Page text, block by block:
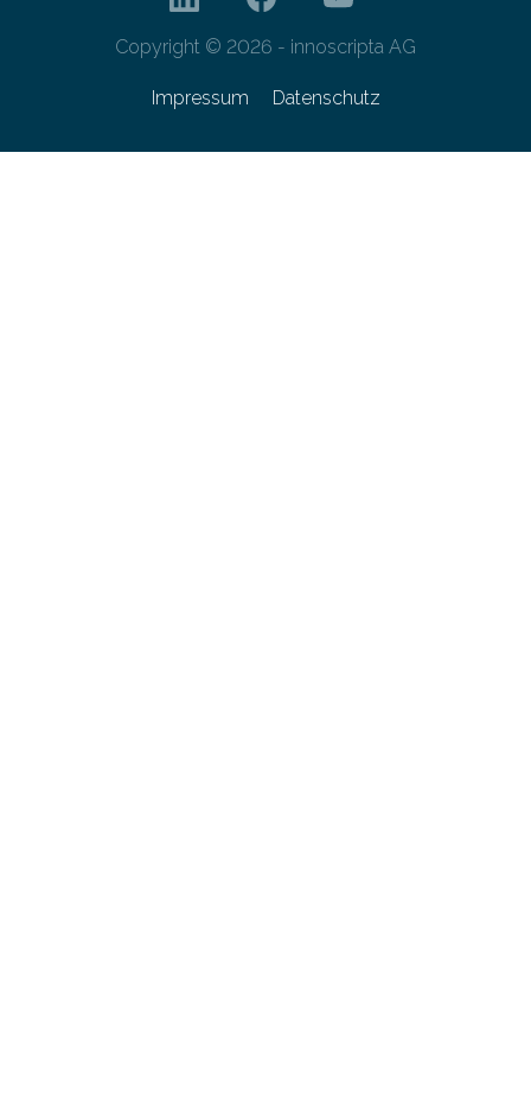
Copyright © 2026 - innoscripta AG
Impressum Datenschutz